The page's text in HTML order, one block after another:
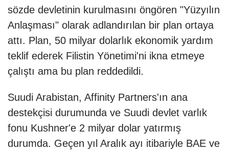
sözde devletinin kurulmasını öngören "Yüzyılın
Anlaşması" olarak adlandırılan bir plan ortaya
attı. Plan, 50 milyar dolarlık ekonomik yardım
teklif ederek Filistin Yönetimi'ni ikna etmeye
çalıştı ama bu plan reddedildi.
Suudi Arabistan, Affinity Partners'ın ana
destekçisi durumunda ve Suudi devlet varlık
fonu Kushner'e 2 milyar dolar yatırmış
durumda. Geçen yıl Aralık ayı itibariyle BAE ve